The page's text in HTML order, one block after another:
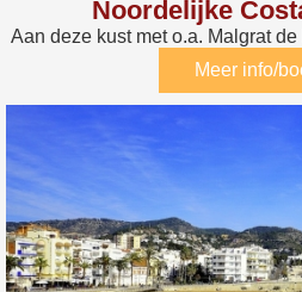
Noordelijke
Aan deze kust met o.a. Malgrat
Meer info/